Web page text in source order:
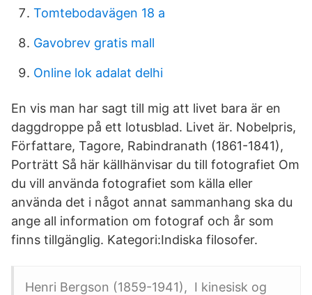
Tomtebodavägen 18 a
Gavobrev gratis mall
Online lok adalat delhi
En vis man har sagt till mig att livet bara är en
daggdroppe på ett lotusblad. Livet är. Nobelpris,
Författare, Tagore, Rabindranath (1861-1841),
Porträtt Så här källhänvisar du till fotografiet Om
du vill använda fotografiet som källa eller
använda det i något annat sammanhang ska du
ange all information om fotograf och år som
finns tillgänglig. Kategori:Indiska filosofer.
Henri Bergson (1859-1941), I kinesisk og